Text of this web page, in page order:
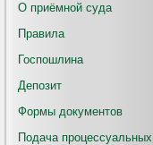
О приёмной суда
Правила
Госпошлина
Депозит
Формы документов
Подача процессуальных